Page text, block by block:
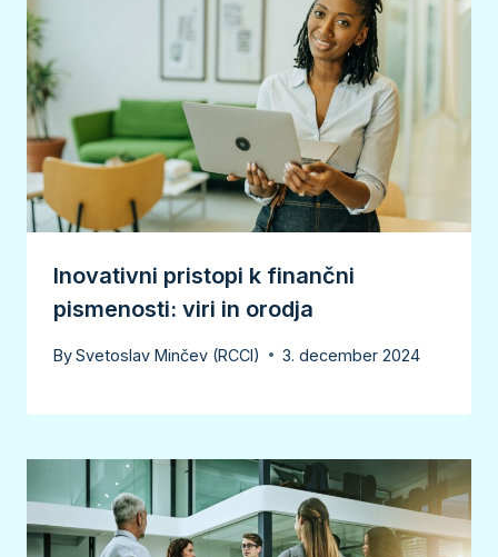
Inovativni pristopi k finančni
pismenosti: viri in orodja
BySvetoslav Minčev (RCCI) 3. december 2024